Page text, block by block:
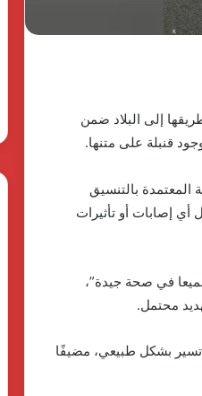
إلى البلاد ضمن
المعتمدة بالتنسيق
أي إصابات أو تأثيرات
في صحة جيدة”،
محتمل.
تسير بشكل طبيعي، مضيفًا